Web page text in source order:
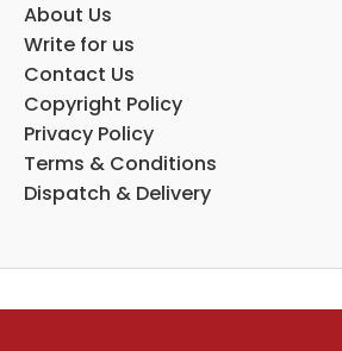
About Us
Write for us
Contact Us
Copyright Policy
Privacy Policy
Terms & Conditions
Dispatch & Delivery